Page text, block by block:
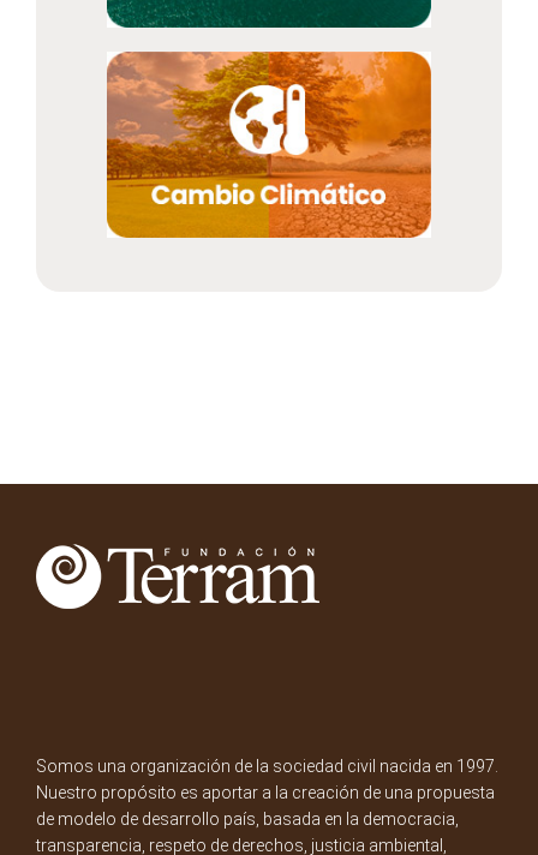
Somos una organización de la sociedad civil nacida en 1997.
Nuestro propósito es aportar a la creación de una propuesta
de modelo de desarrollo país, basada en la democracia,
transparencia, respeto de derechos, justicia ambiental,